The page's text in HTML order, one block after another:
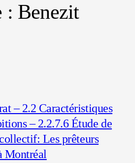
: Benezit
– 2.2 Caractéristiques
– 2.2.7.6 Étude de
Les prêteurs
Montréal